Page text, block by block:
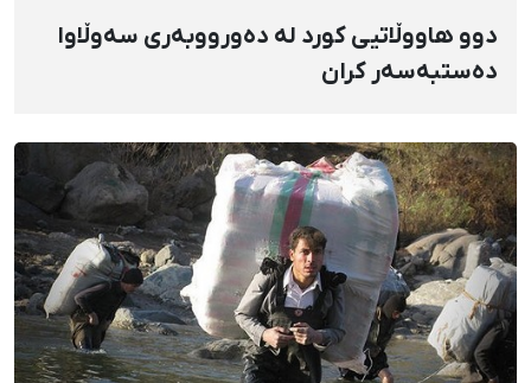
دوو هاووڵاتیی كورد لە دەورووبەری سەوڵاوا
دەستبەسەر كران